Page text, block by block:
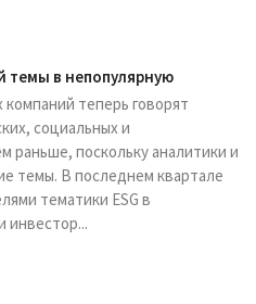
темы в непопулярную
теперь говорят
социальных и
раньше, поскольку аналитики и
темы. В последнем квартале
тематики ESG в
инвестор...